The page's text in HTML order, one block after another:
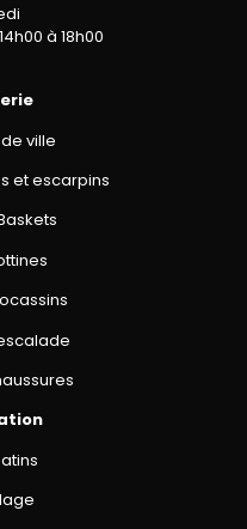
à 18h00
ville
et escarpins